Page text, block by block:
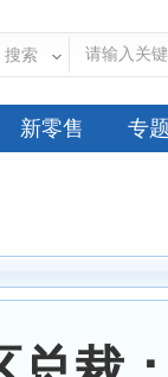
搜索
新零售 专